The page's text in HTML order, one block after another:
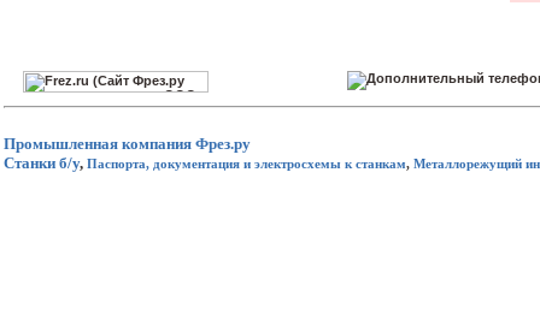
Промышленная компания Фрез.ру
Станки б/у, Паспорта, документация и электросхемы к станкам, Металлорежущий